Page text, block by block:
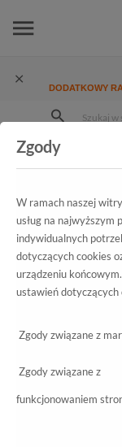
DODATKOWY
Męskie
Sandały
Zgody
W ramach naszej
usług na najwyższym
indywidualnych
dotyczących cookies
urządzeniu
ustawień dotyczących
Zgody związane z
Zgody związane z
funkcjonowaniem